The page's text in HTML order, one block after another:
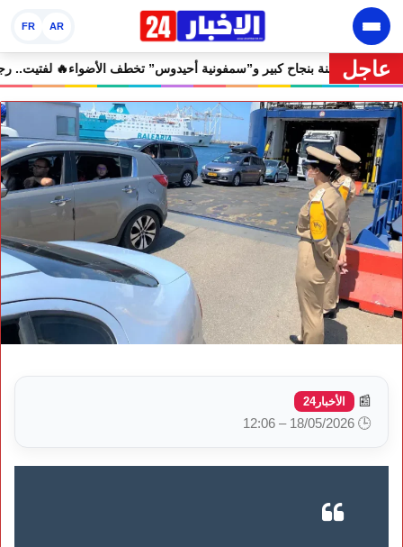
AR
FR
عاجل
إفران الدولي يختتم دورته الثامنة بنجاح كبير و”سمفونية أحيدوس”
📰 الأخبار24
🕒 18/05/2026 – 12:06